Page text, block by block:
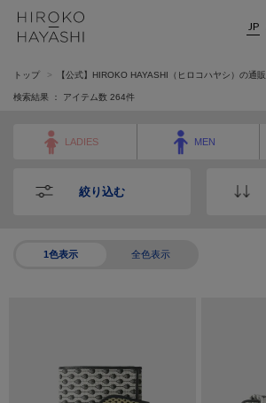
JP
トップ 【公式】HIROKO HAYASHI（ヒロコハヤシ）の通販
検索結果 ： アイテム数 264件
LADIES MEN
絞り込む
1色表示 全色表示